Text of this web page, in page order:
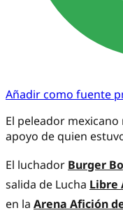
Añadir como fuente
El peleador
apoyo de quien
El luchador Burger
salida de Lucha Libre
en la Arena Afición